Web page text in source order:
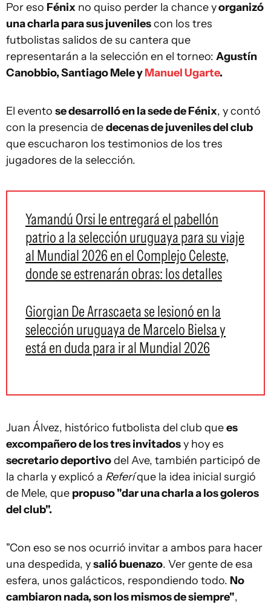
Por eso Fénix no quiso perder la chance yorganizó
una charla para sus juvenilescon los tres
futbolistas salidos de su cantera que
representarán a la selección en el torneo: Agustín
Canobbio, Santiago Mele yManuel Ugarte.
El evento se desarrolló en la sede de Fénix, y contó
con la presencia dedecenas de juveniles del club
que escucharon los testimonios de los tres
jugadores de la selección.
Yamandú Orsi le entregará el pabellón
patrio a la selección uruguaya para su viaje
al Mundial 2026 en el Complejo Celeste,
donde se estrenarán obras: los detalles
Giorgian De Arrascaeta se lesionó en la
selección uruguaya de Marcelo Bielsa y
está en duda para ir al Mundial 2026
Juan Álvez, histórico futbolista del club quees
excompañero de los tres invitadosy hoy es
secretario deportivodel Ave, también participó de
la charla y explicó a Referíque la idea inicial surgió
de Mele, que propuso "dar una charla a los goleros
del club".
"Con eso se nos ocurrió invitar a ambos para hacer
una despedida, ysalió buenazo. Ver gente de esa
esfera, unos galácticos, respondiendo todo. No
cambiaron nada, son los mismos de siempre",